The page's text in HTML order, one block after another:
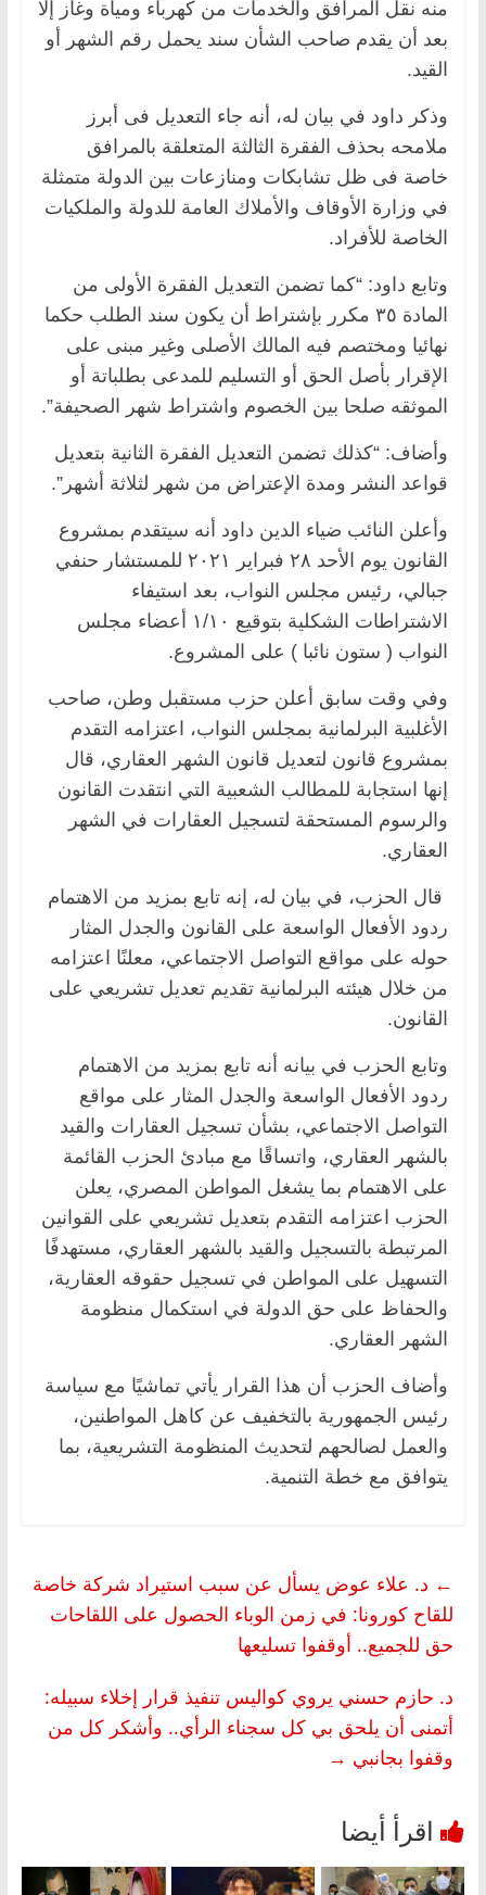
منه نقل المرافق والخدمات من كهرباء ومياة وغاز إلا
بعد أن يقدم صاحب الشأن سند يحمل رقم الشهر أو
القيد.
وذكر داود في بيان له، أنه جاء التعديل فى أبرز
ملامحه بحذف الفقرة الثالثة المتعلقة بالمرافق
خاصة فى ظل تشابكات ومنازعات بين الدولة متمثلة
في وزارة الأوقاف والأملاك العامة للدولة والملكيات
الخاصة للأفراد.
وتابع داود: “كما تضمن التعديل الفقرة الأولى من
المادة ٣٥ مكرر بإشتراط أن يكون سند الطلب حكما
نهائيا ومختصم فيه المالك الأصلى وغير مبنى على
الإقرار بأصل الحق أو التسليم للمدعى بطلباتة أو
الموثقه صلحا بين الخصوم واشتراط شهر الصحيفة”.
وأضاف: “كذلك تضمن التعديل الفقرة الثانية بتعديل
قواعد النشر ومدة الإعتراض من شهر لثلاثة أشهر”.
وأعلن النائب ضياء الدين داود أنه سيتقدم بمشروع
القانون يوم الأحد ٢٨ فبراير ٢٠٢١ للمستشار حنفي
جبالي، رئيس مجلس النواب، بعد استيفاء
الاشتراطات الشكلية بتوقيع ١/١٠ أعضاء مجلس
النواب ( ستون نائبا ) على المشروع.
وفي وقت سابق أعلن حزب مستقبل وطن، صاحب
الأغلبية البرلمانية بمجلس النواب، اعتزامه التقدم
بمشروع قانون لتعديل قانون الشهر العقاري، قال
إنها استجابة للمطالب الشعبية التي انتقدت القانون
والرسوم المستحقة لتسجيل العقارات في الشهر
العقاري.
قال الحزب، في بيان له، إنه تابع بمزيد من الاهتمام
ردود الأفعال الواسعة على القانون والجدل المثار
حوله على مواقع التواصل الاجتماعي، معلنًا اعتزامه
من خلال هيئته البرلمانية تقديم تعديل تشريعي على
القانون.
وتابع الحزب في بيانه أنه تابع بمزيد من الاهتمام
ردود الأفعال الواسعة والجدل المثار على مواقع
التواصل الاجتماعي، بشأن تسجيل العقارات والقيد
بالشهر العقاري، واتساقًا مع مبادئ الحزب القائمة
على الاهتمام بما يشغل المواطن المصري، يعلن
الحزب اعتزامه التقدم بتعديل تشريعي على القوانين
المرتبطة بالتسجيل والقيد بالشهر العقاري، مستهدفًا
التسهيل على المواطن في تسجيل حقوقه العقارية،
والحفاظ على حق الدولة في استكمال منظومة
الشهر العقاري.
وأضاف الحزب أن هذا القرار يأتي تماشيًا مع سياسة
رئيس الجمهورية بالتخفيف عن كاهل المواطنين،
والعمل لصالحهم لتحديث المنظومة التشريعية، بما
يتوافق مع خطة التنمية.
← د. علاء عوض يسأل عن سبب استيراد شركة خاصة
للقاح كورونا: في زمن الوباء الحصول على اللقاحات
حق للجميع.. أوقفوا تسليعها
د. حازم حسني يروي كواليس تنفيذ قرار إخلاء سبيله:
أتمنى أن يلحق بي كل سجناء الرأي.. وأشكر كل من
وقفوا بجانبي →